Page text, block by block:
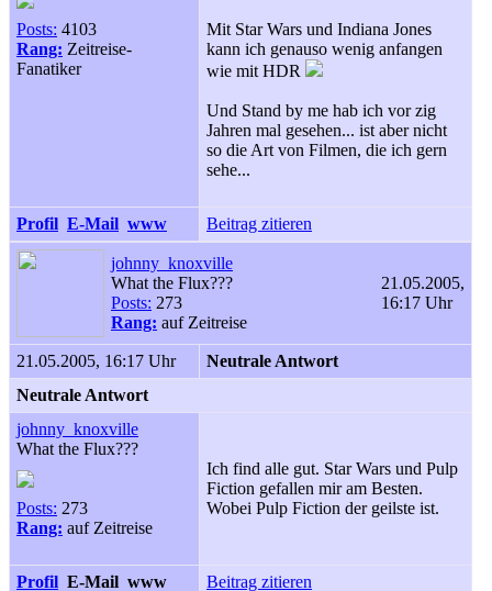
Posts: 4103
Rang: Zeitreise-
Fanatiker
Mit Star Wars und Indiana Jones
kann ich genauso wenig anfangen
wie mit HDR
Und Stand by me hab ich vor zig
Jahren mal gesehen... ist aber nicht
so die Art von Filmen, die ich gern
sehe...
Profil E-Mail www Beitrag zitieren
johnny_knoxville
What the Flux???
Posts: 273
Rang: auf Zeitreise
21.05.2005,
16:17 Uhr
21.05.2005, 16:17 Uhr
Neutrale Antwort
Neutrale Antwort
johnny_knoxville
What the Flux???
Posts: 273
Rang: auf Zeitreise
Ich find alle gut. Star Wars und Pulp
Fiction gefallen mir am Besten.
Wobei Pulp Fiction der geilste ist.
Profil E-Mail www Beitrag zitieren